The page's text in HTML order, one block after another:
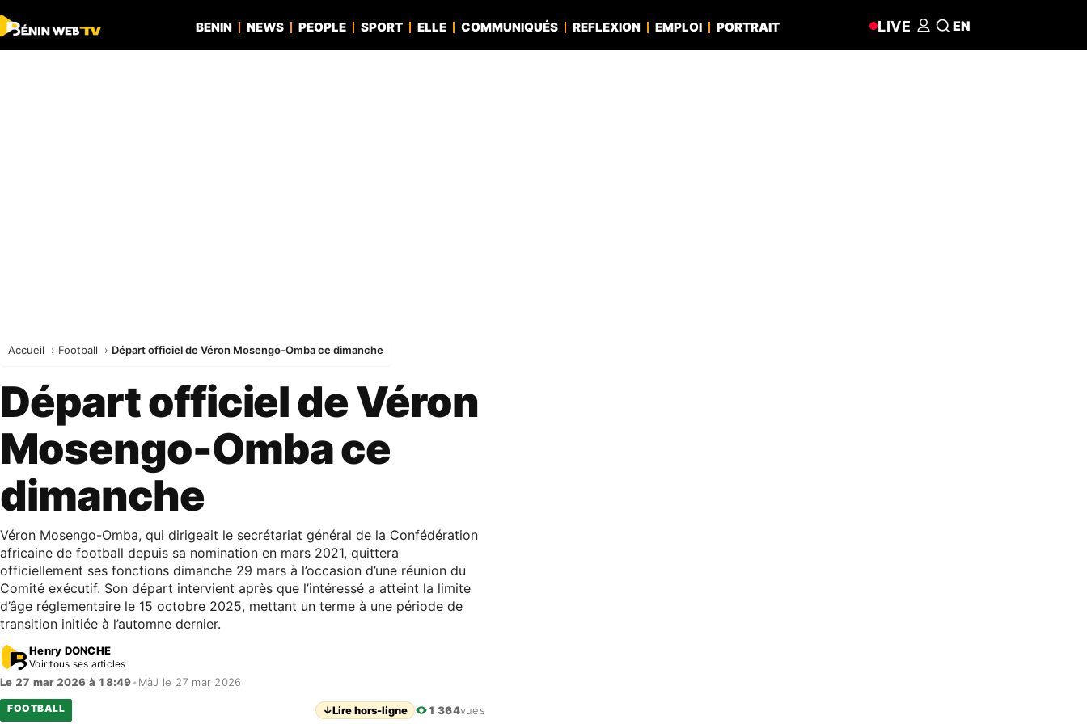
BENIN NEWS PEOPLE SPORT ELLE COMMUNIQUÉS REFLEXION EMPLOI PORTRAIT LIVE EN
Accueil Football Départ officiel de Véron Mosengo-Omba ce dimanche
Départ officiel de Véron
Mosengo-Omba ce
dimanche
Véron Mosengo-Omba, qui dirigeait le secrétariat général de la Confédération
africaine de football depuis sa nomination en mars 2021, quittera
officiellement ses fonctions dimanche 29 mars à l’occasion d’une réunion du
Comité exécutif. Son départ intervient après que l’intéressé a atteint la limite
d’âge réglementaire le 15 octobre 2025, mettant un terme à une période de
transition initiée à l’automne dernier.
Henry DONCHE
Voir tous ses articles
Le 27 mar 2026 à 18:49• MàJ le 27 mar 2026
FOOTBALL ↓Lire hors-ligne 1 364vues